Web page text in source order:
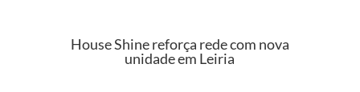
House Shine reforça rede com nova
unidade em Leiria